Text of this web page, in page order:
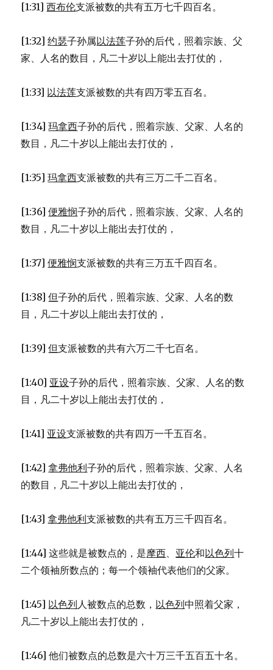
[1:31]西布伦支派被数的共有五万七千四百名。
[1:32]约瑟子孙属以法莲子孙的后代，照着宗族、父
家、人名的数目，凡二十岁以上能出去打仗的，
[1:33] 以法莲支派被数的共有四万零五百名。
[1:34]玛拿西子孙的后代，照着宗族、父家、人名的
数目，凡二十岁以上能出去打仗的，
[1:35]玛拿西支派被数的共有三万二千二百名。
[1:36]便雅悯子孙的后代，照着宗族、父家、人名的
数目，凡二十岁以上能出去打仗的，
[1:37]便雅悯支派被数的共有三万五千四百名。
[1:38]但子孙的后代，照着宗族、父家、人名的数
目，凡二十岁以上能出去打仗的，
[1:39]但支派被数的共有六万二千七百名。
[1:40] 亚设子孙的后代，照着宗族、父家、人名的数
目，凡二十岁以上能出去打仗的，
[1:41] 亚设支派被数的共有四万一千五百名。
[1:42]拿弗他利子孙的后代，照着宗族、父家、人名
的数目，凡二十岁以上能出去打仗的，
[1:43]拿弗他利支派被数的共有五万三千四百名。
[1:44] 这些就是被数点的，是摩西、 亚伦和以色列十
二个领袖所数点的；每一个领袖代表他们的父家。
[1:45] 以色列人被数点的总数， 以色列中照着父家，
凡二十岁以上能出去打仗的，
[1:46] 他们被数点的总数是六十万三千五百五十名。